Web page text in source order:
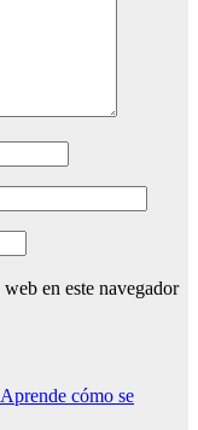
en este navegador
Aprende cómo se